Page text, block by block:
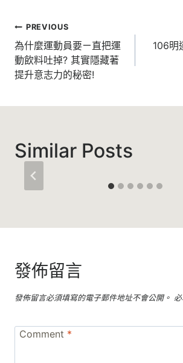
文
章
導
PREVIOUS
為什麼運動員要ㄧ直把運
動飲料吐掉? 其實隱藏著
提升意志力的秘密!
106明
Similar Posts
發佈留言
發佈留言必須填寫的電子郵件地址不會公開。
Comment *